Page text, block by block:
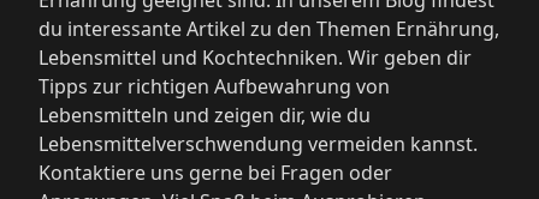
du interessante Artikel zu den Themen Ernährung,
Lebensmittel und Kochtechniken. Wir geben dir
Tipps zur richtigen Aufbewahrung von
Lebensmitteln und zeigen dir, wie du
Lebensmittelverschwendung vermeiden kannst.
Kontaktiere uns gerne bei Fragen oder